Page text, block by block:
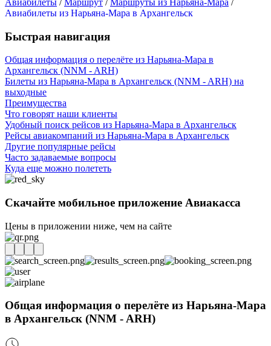
Авиабилеты из Нарьяна-Мара в Архангельск
Быстрая навигация
Общая информация о перелёте из Нарьяна-Мара в
Архангельск (NNM - ARH)
Билеты из Нарьяна-Мара в Архангельск (NNM - ARH) на
выходные
Преимущества
Что говорят наши клиенты
Удобный поиск рейсов из Нарьяна-Мара в Архангельск
Рейсы авиакомпаний из Нарьяна-Мара в Архангельск
Другие популярные рейсы
Часто задаваемые вопросы
Куда еще можно полететь
Скачайте мобильное приложение Авиакасса
Цены в приложении ниже, чем на сайте
Общая информация о перелёте из Нарьяна-Мара
в Архангельск (NNM - ARH)